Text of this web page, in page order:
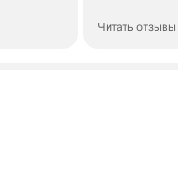
Читать отзывы